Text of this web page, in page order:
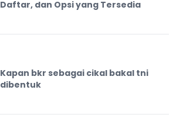
Daftar, dan Opsi yang Tersedia
Kapan bkr sebagai cikal bakal tni
dibentuk